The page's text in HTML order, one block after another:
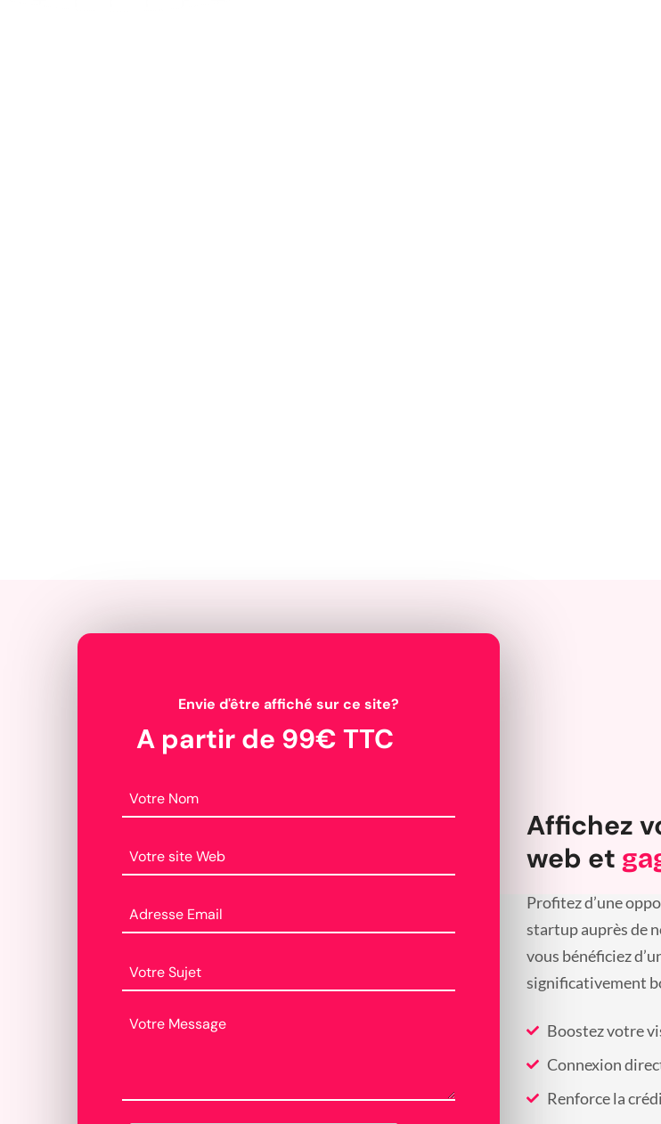
Envie d'être affiché sur ce site?
A partir de 99€ TTC
Affichez
web et
Profitez d’une
startup auprès de
vous bénéficiez
significativement
Boostez votre
Connexion
Renforce la